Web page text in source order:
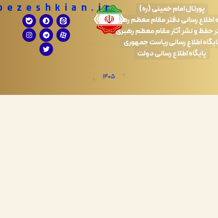
امام خمینی (ره)
رسانی دفتر مقام معظم رهبری
آثار مقام معظم رهبری
رسانی ریاست جمهوری
اطلاع رسانی دولت
Drpezeshkian.ir